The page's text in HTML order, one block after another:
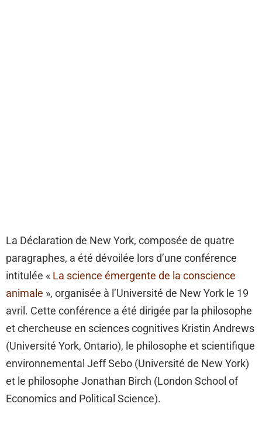
La Déclaration de New York, composée de quatre
paragraphes, a été dévoilée lors d’une conférence
intitulée « La science émergente de la conscience
animale », organisée à l’Université de New York le 19
avril. Cette conférence a été dirigée par la philosophe
et chercheuse en sciences cognitives Kristin Andrews
(Université York, Ontario), le philosophe et scientifique
environnemental Jeff Sebo (Université de New York)
et le philosophe Jonathan Birch (London School of
Economics and Political Science).